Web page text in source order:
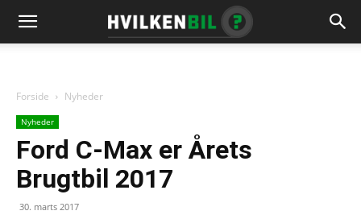
Forside Nyheder
Nyheder
Ford C-Max er Årets
Brugtbil 2017
30. marts 2017